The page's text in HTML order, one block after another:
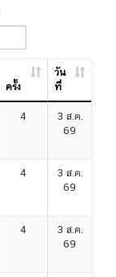
ครั้ง
วัน
ที่
4
3 ส.ค.
69
4
3 ส.ค.
69
4
3 ส.ค.
69